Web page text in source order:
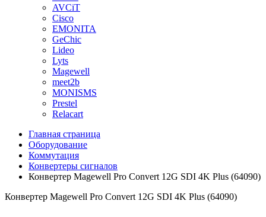
AVCiT
Cisco
EMONITA
GeChic
Lideo
Lyts
Magewell
meet2b
MONISMS
Prestel
Relacart
Главная страница
Оборудование
Коммутация
Конвертеры сигналов
Конвертер Magewell Pro Convert 12G SDI 4K Plus (64090)
Конвертер Magewell Pro Convert 12G SDI 4K Plus (64090)